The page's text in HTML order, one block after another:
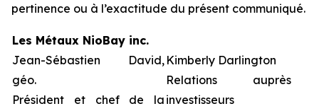
pertinence ou à l’exactitude du présent communiqué.
Les Métaux NioBay inc.
Jean-Sébastien David,
géo.
Président et chef de la
Kimberly Darlington
Relations auprès
investisseurs